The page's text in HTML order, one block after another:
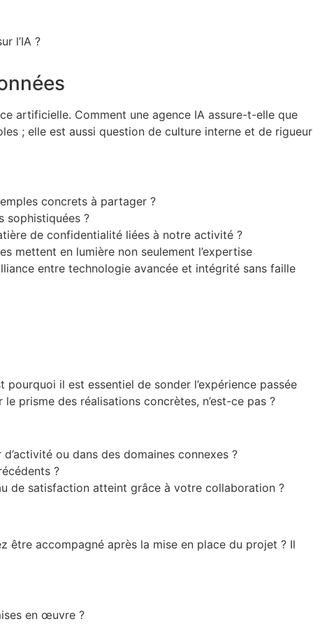
l’IA ?
artificielle. Comment une agence IA assure-t-elle que
; elle est aussi question de culture interne et de rigueur
concrets à partager ?
sophistiquées ?
de confidentialité liées à notre activité ?
mettent en lumière non seulement l’expertise
entre technologie avancée et intégrité sans faille
pourquoi il est essentiel de sonder l’expérience passée
prisme des réalisations concrètes, n’est-ce pas ?
ou dans des domaines connexes ?
?
de satisfaction atteint grâce à votre collaboration ?
être accompagné après la mise en place du projet ? Il
en œuvre ?